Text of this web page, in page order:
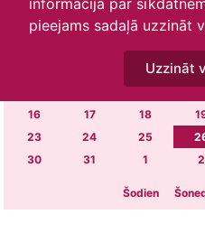
informācija par
pieejams sadaļā uzzināt
Uzzināt
O T
4 5
11
16
17 18
23
24 25
30
31 1 2
Šodien